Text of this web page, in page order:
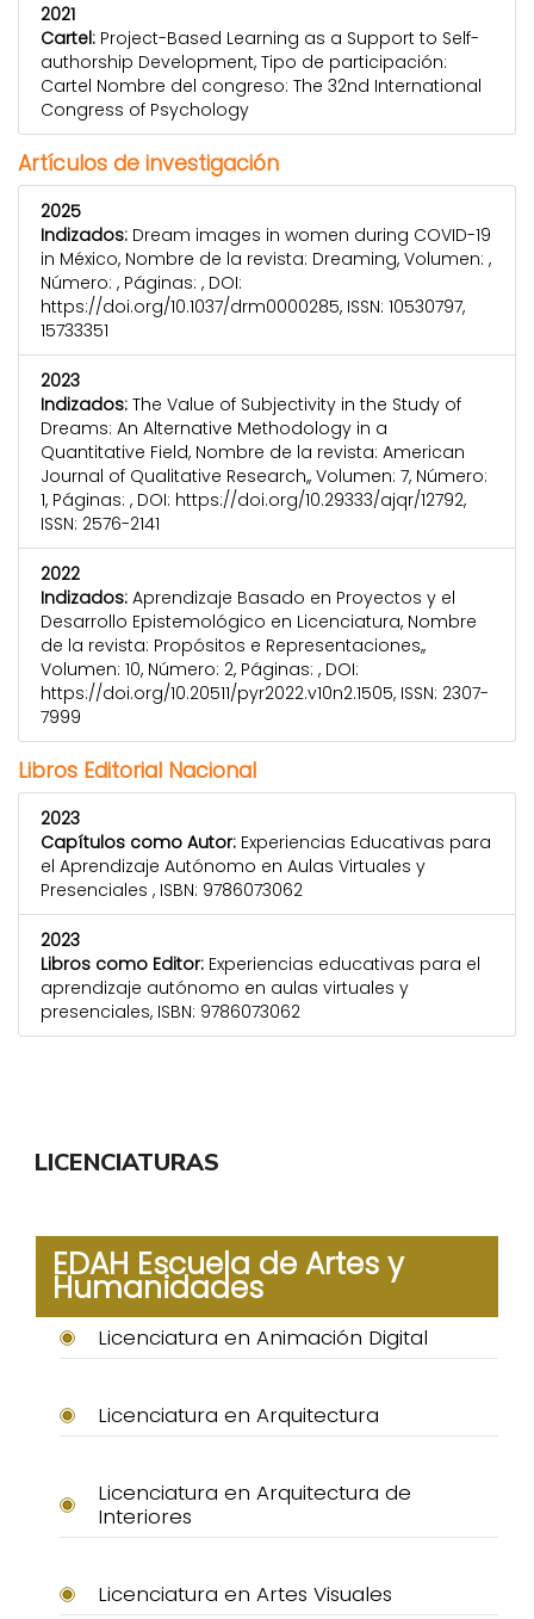
2021
Cartel: Project-Based Learning as a Support to Self-
authorship Development, Tipo de participación:
Cartel Nombre del congreso: The 32nd International
Congress of Psychology
Artículos de investigación
2025
Indizados: Dream images in women during COVID-19
in México, Nombre de la revista: Dreaming, Volumen: ,
Número: , Páginas: , DOI:
https://doi.org/10.1037/drm0000285, ISSN: 10530797,
15733351
2023
Indizados: The Value of Subjectivity in the Study of
Dreams: An Alternative Methodology in a
Quantitative Field, Nombre de la revista: American
Journal of Qualitative Research,, Volumen: 7, Número:
1, Páginas: , DOI: https://doi.org/10.29333/ajqr/12792,
ISSN: 2576-2141
2022
Indizados: Aprendizaje Basado en Proyectos y el
Desarrollo Epistemológico en Licenciatura, Nombre
de la revista: Propósitos e Representaciones,,
Volumen: 10, Número: 2, Páginas: , DOI:
https://doi.org/10.20511/pyr2022.v10n2.1505, ISSN: 2307-
7999
Libros Editorial Nacional
2023
Capítulos como Autor: Experiencias Educativas para
el Aprendizaje Autónomo en Aulas Virtuales y
Presenciales , ISBN: 9786073062
2023
Libros como Editor: Experiencias educativas para el
aprendizaje autónomo en aulas virtuales y
presenciales, ISBN: 9786073062
LICENCIATURAS
EDAH Escuela de Artes y
Humanidades
Licenciatura en Animación Digital
Licenciatura en Arquitectura
Licenciatura en Arquitectura de
Interiores
Licenciatura en Artes Visuales